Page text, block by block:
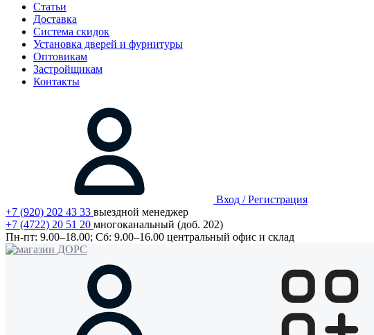
Статьи
Доставка
Система скидок
Установка дверей и фурнитуры
Оптовикам
Застройщикам
Контакты
Вход / Регистрация
+7 (920) 202 43 33 выездной менеджер
+7 (4722) 20 51 20 многоканальный (доб. 202)
Пн-пт: 9.00–18.00; Сб: 9.00–16.00 центральный офис и склад